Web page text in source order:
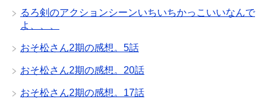
るろ剣のアクションシーンいちいちかっこいいなんで
よ、、、
おそ松さん2期の感想。5話
おそ松さん2期の感想。20話
おそ松さん2期の感想。17話